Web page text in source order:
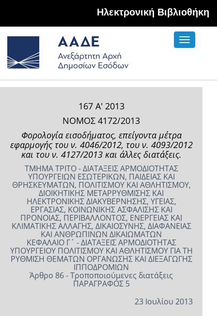
Hλεκτρονική Βιβλιοθήκη
Toggle
167 Α' 2013
ΝΟΜΟΣ 4172/2013
Φορολογία εισοδήματος, επείγοντα μέτρα
εφαρμογής του ν. 4046/2012, του ν. 4093/2012
και του ν. 4127/2013 και άλλες διατάξεις.
ΤΜΗΜΑ ΤΡΙΤΟ - ΔΙΑΤΑΞΕΙΣ ΑΡΜΟΔΙΟΤΗΤΑΣ
ΥΠΟΥΡΓΕΙΩΝ ΕΣΩΤΕΡΙΚΩΝ, ΠΑΙΔΕΙΑΣ ΚΑΙ
ΘΡΗΣΚΕΥΜΑΤΩΝ, ΠΟΛΙΤΙΣΜΟΥ ΚΑΙ ΑΘΛΗΤΙΣΜΟΥ,
ΔΙΟΙΚΗΤΙΚΗΣ ΜΕΤΑΡΡΥΘΜΙΣΗΣ ΚΑΙ
ΗΛΕΚΤΡΟΝΙΚΗΣ ΔΙΑΚΥΒΕΡΝΗΣΗΣ, ΥΓΕΙΑΣ,
ΕΡΓΑΣΙΑΣ, ΚΟΙΝΩΝΙΚΗΣ ΑΣΦΑΛΙΣΗΣ ΚΑΙ
ΠΡΟΝΟΙΑΣ, ΠΕΡΙΒΑΛΛΟΝΤΟΣ, ΕΝΕΡΓΕΙΑΣ ΚΑΙ
ΚΛΙΜΑΤΙΚΗΣ ΑΛΛΑΓΗΣ, ΔΙΚΑΙΟΣΥΝΗΣ, ΔΙΑΦΑΝΕΙΑΣ
ΚΑΙ ΑΝΘΡΩΠΙΝΩΝ ΔΙΚΑΙΩΜΑΤΩΝ
ΚΕΦΑΛΑΙΟ Γ΄ - ΔΙΑΤΑΞΕΙΣ ΑΡΜΟΔΙΟΤΗΤΑΣ
ΥΠΟΥΡΓΕΙΟΥ ΠΟΛΙΤΙΣΜΟΥ ΚΑΙ ΑΘΛΗΤΙΣΜΟΥ ΓΙΑ ΤΗ
ΡΥΘΜΙΣΗ ΘΕΜΑΤΩΝ ΟΡΓΑΝΩΣΗΣ ΚΑΙ ΔΙΕΞΑΓΩΓΗΣ
ΙΠΠΟΔΡΟΜΙΩΝ
Άρθρο 86 - Τροποποιούμενες διατάξεις
ΠΑΡΑΓΡΑΦΟΣ 5
23 Ιουλίου 2013